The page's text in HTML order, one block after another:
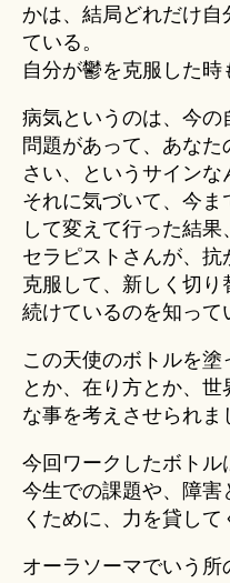
かは、結局どれだけ自
ている。
自分が鬱を克服した時
病気というのは、今
問題があって、あな
さい、というサインな
それに気づいて、今
して変えて行った結
セラピストさんが、
克服して、新しく切
続けているのを知って
この天使のボトルを
とか、在り方とか、
な事を考えさせられま
今回ワークしたボトル
今生での課題や、障
くために、力を貸して
オーラソーマでいう